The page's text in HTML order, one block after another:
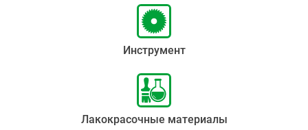
Инструмент
Лакокрасочные материалы